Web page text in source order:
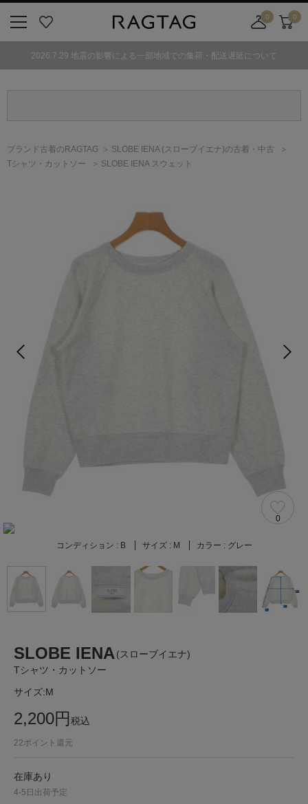
気
0
舗
カ
ト
0
2026.7.29 地震の影響による一部地域での集荷・配送遅延について
ブランド古着のRAGTAG SLOBE IENA (スローブイエナ)の古着・中古
Tシャツ・カットソー
SLOBE IENA スウェット
0
コンディション : B サイズ : M カラー : グレー
SLOBE IENA (スローブイエナ)
Tシャツ・カットソー
サイズ:M
2,200円税込
22ポイント還元
在庫あり
4-5日出荷予定